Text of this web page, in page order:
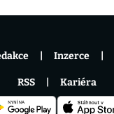
Inzerce
RSS Kariéra